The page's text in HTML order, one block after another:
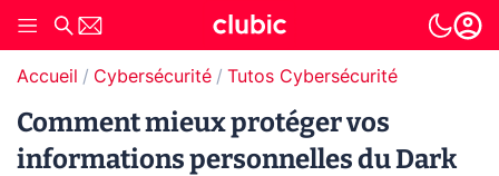
Accueil Cybersécurité Tutos Cybersécurité
Comment mieux protéger vos
informations personnelles du Dark